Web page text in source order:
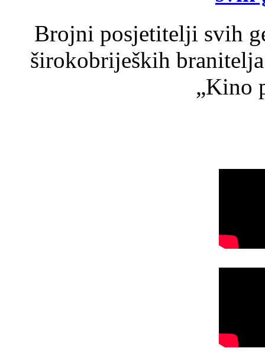
Brojni posjetitelji svih
širokobrijeških
„Kino